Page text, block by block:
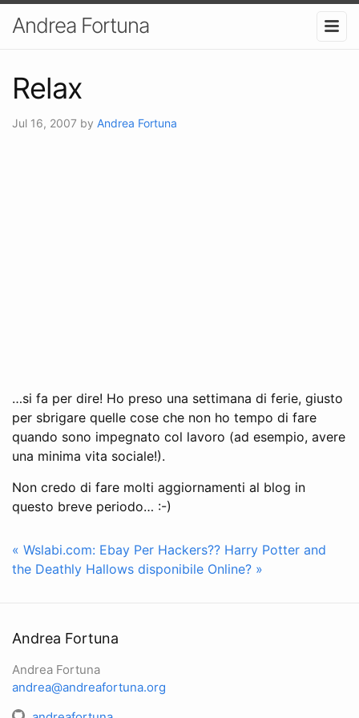
Andrea Fortuna
Relax
Jul 16, 2007 by Andrea Fortuna
…si fa per dire! Ho preso una settimana di ferie, giusto
per sbrigare quelle cose che non ho tempo di fare
quando sono impegnato col lavoro (ad esempio, avere
una minima vita sociale!).
Non credo di fare molti aggiornamenti al blog in
questo breve periodo… :-)
« Wslabi.com: Ebay Per Hackers?? Harry Potter and
the Deathly Hallows disponibile Online? »
Andrea Fortuna
Andrea Fortuna
andrea@andreafortuna.org